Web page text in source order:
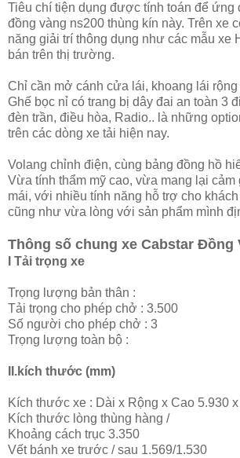
Tiêu chí tiện dụng được tính toán để ứng
đồng vàng ns200 thùng kín này. Trên xe
năng giải trí thông dụng như các mẫu xe
bán trên thị trường.
Chỉ cần mở cánh cửa lái, khoang lái
Ghế bọc nỉ có trang bị dây đai an toàn 3
đèn trần, điều hòa, Radio.. là những
trên các dòng xe tải hiện nay.
Volang chỉnh điện, cùng bảng đồng hồ
Vừa tính thẩm mỹ cao, vừa mang lại cảm
mái, với nhiều tính năng hỗ trợ cho
cũng như vừa lòng với sản phẩm mình
Thông số chung xe Cabstar Đồng
I Tải trọng xe
Trọng lượng bản thân :
Tải trọng cho phép chở : 3.500
Số người cho phép chở : 3
Trọng lượng toàn bộ :
II.kích thước (mm)
Kích thước xe : Dài x Rộng x Cao 5.930
Kích thước lòng thùng hàng /
Khoảng cách trục 3.350
Vết bánh xe trước / sau 1.569/1.530